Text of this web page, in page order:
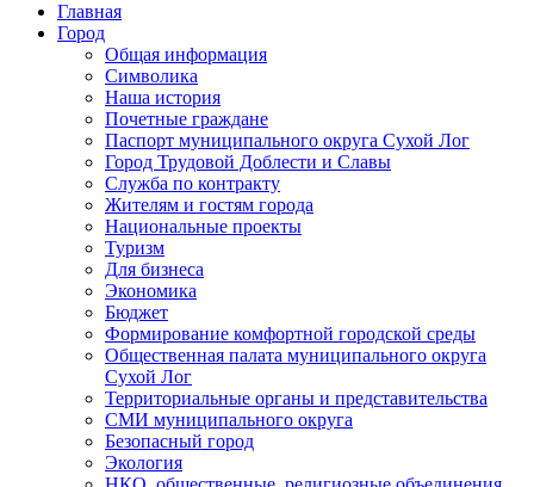
Главная
Город
Общая информация
Символика
Наша история
Почетные граждане
Паспорт муниципального округа Сухой Лог
Город Трудовой Доблести и Славы
Служба по контракту
Жителям и гостям города
Национальные проекты
Туризм
Для бизнеса
Экономика
Бюджет
Формирование комфортной городской среды
Общественная палата муниципального округа
Сухой Лог
Территориальные органы и представительства
СМИ муниципального округа
Безопасный город
Экология